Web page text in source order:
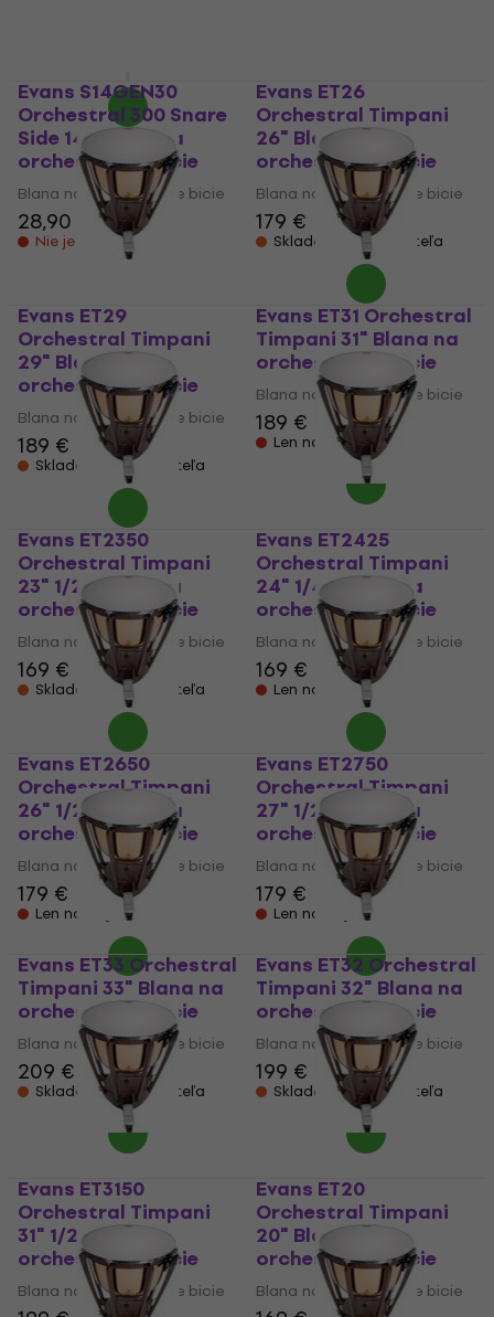
Evans S14GEN30
Orchestral 300 Snare
Side 14" Blana na
orchestrálne bicie
Blana na orchestrálne bicie
28,90 €
Nie je na sklade
Evans ET26
Orchestral Timpani
26" Blana na
orchestrálne bicie
Blana na orchestrálne bicie
179 €
Skladom u dodávateľa
Evans ET29
Orchestral Timpani
29" Blana na
orchestrálne bicie
Blana na orchestrálne bicie
189 €
Skladom u dodávateľa
Evans ET31 Orchestral
Timpani 31" Blana na
orchestrálne bicie
Blana na orchestrálne bicie
189 €
Len na objednávku
Evans ET2350
Orchestral Timpani
23" 1/2" Blana na
orchestrálne bicie
Blana na orchestrálne bicie
169 €
Skladom u dodávateľa
Evans ET2425
Orchestral Timpani
24" 1/4" Blana na
orchestrálne bicie
Blana na orchestrálne bicie
169 €
Len na objednávku
Evans ET2650
Orchestral Timpani
26" 1/2" Blana na
orchestrálne bicie
Blana na orchestrálne bicie
179 €
Len na objednávku
Evans ET2750
Orchestral Timpani
27" 1/2" Blana na
orchestrálne bicie
Blana na orchestrálne bicie
179 €
Len na objednávku
Evans ET33 Orchestral
Timpani 33" Blana na
orchestrálne bicie
Blana na orchestrálne bicie
209 €
Skladom u dodávateľa
Evans ET32 Orchestral
Timpani 32" Blana na
orchestrálne bicie
Blana na orchestrálne bicie
199 €
Skladom u dodávateľa
Evans ET3150
Orchestral Timpani
31" 1/2" Blana na
orchestrálne bicie
Blana na orchestrálne bicie
Evans ET20
Orchestral Timpani
20" Blana na
orchestrálne bicie
Blana na orchestrálne bicie